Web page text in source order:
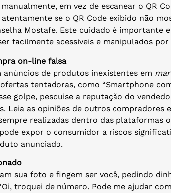
em vez de escanear o QR
se o QR Code exibido não
Mostafe. Este cuidado é importante
facilmente acessíveis e manipulados
on-line falsa
anúncios de produtos inexistentes em
tentadoras, como “Smartphone
golpe, pesquise a reputação do
Leia as opiniões de outros compradores
realizadas dentro das plataformas
expor o consumidor a riscos
anunciado.
sua foto e fingem ser você, pedindo
troquei de número. Pode me ajudar